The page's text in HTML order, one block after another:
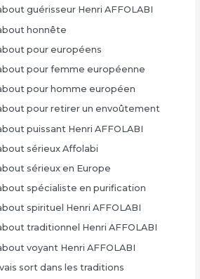
guérisseur Henri AFFOLABI
honnête
pour européens
pour femme européenne
pour homme européen
pour retirer un envoûtement
puissant Henri AFFOLABI
sérieux Affolabi
sérieux en Europe
spécialiste en purification
spirituel Henri AFFOLABI
traditionnel Henri AFFOLABI
voyant Henri AFFOLABI
sort dans les traditions